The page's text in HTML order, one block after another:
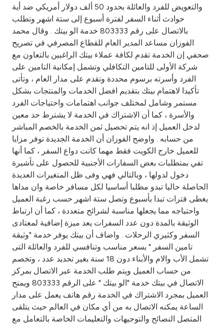
After Sales Services
Contact us
Branch & ATM locator
Germany
Malaysia
Turkey
Egypt
UK
Kingdom of Bahrain
والتعويض للفرد والعائلة بحدود 50 ألف دولار أمريكي ضد أية
حوادث أثناء السفر لفترة أسبوع إلى ستة اشهر وتطلب
بالاتصال على رقم 803333 خدمة الو بيتك . وقال محمد
الفوزان مساعد المدير العام للقطاع المصرفي في تصريح
صحفي إن الخدمة تقدم لكافة عملاء بيتك الراغبين بالتعاون مع
شركة الأولى للتامين التكافلي وتشمل إمكانية التامين على
الفرد وأسرته برسوم محددة وتقدم على مدار العام ، وتأتى
تأكيدا لاهتمام بيتك بتقديم افضل الخدمات والمنتجات بشكل
مستمر وشامل لمختلف جوانب اهتمامات واحتياجات الفرد
والأسرة ، كما أن الاشتراك في الخدمة لا يشترط حد معين
لدخل العميل إذ انه يتم تحصيل ثمن الخدمة بالخصم المباشر
من حسابه . واوضح الفوزان أن الخدمة الجديدة توفر مزايا
للعميل خارج الكويت فقط مهما كانت دواع السفر ، كما أنها
تفي بمتطلبات بعض السفارات الأجنبية للحصول على تأشيرة
دخول لدولها ، وبالتالي فهي وفى ظل المتغيرات العديدة
الحاصلة حاليا تبدو مطلبا أساسيا لكل مسافر خاصة وان مداها
يغطى فترات تبدا بأسبوع وتصل ستة اشهر حسب رغبة العميل
واحتياجه مما يجعلها مناسبة لشرائح متعددة ، كما أن ارتباط
الوثيقة بالمدة دون عدد السفرات يعد ميزة إضافية لمعتادى
السفر وكثيري الرحلات . واضاف أن بيتك يوفر خدمة "وثيقة
تامين السفر " بسعر مناسب وتنافسي للفرد والعائلة التى
تشمل الأب والام والأبناء دون 18 سنة بغير تحديد عدد ، وتخصم
من حساب العميل ويتم طلب الخدمة عبر الاتصال بمركز
الاتصال في بيتك خدمة "الو بيتك " على الرقم 803333 ويمنح
العميل بمجرد الاشتراك في الخدمة رقم هاتف يعمل على مدار
الساعة يمكنه الاتصال به من أي مكان في العالم حيث يتلقى
المتصل النصائح والتوجيهات والتعليمات الخاصة بالتعامل مع